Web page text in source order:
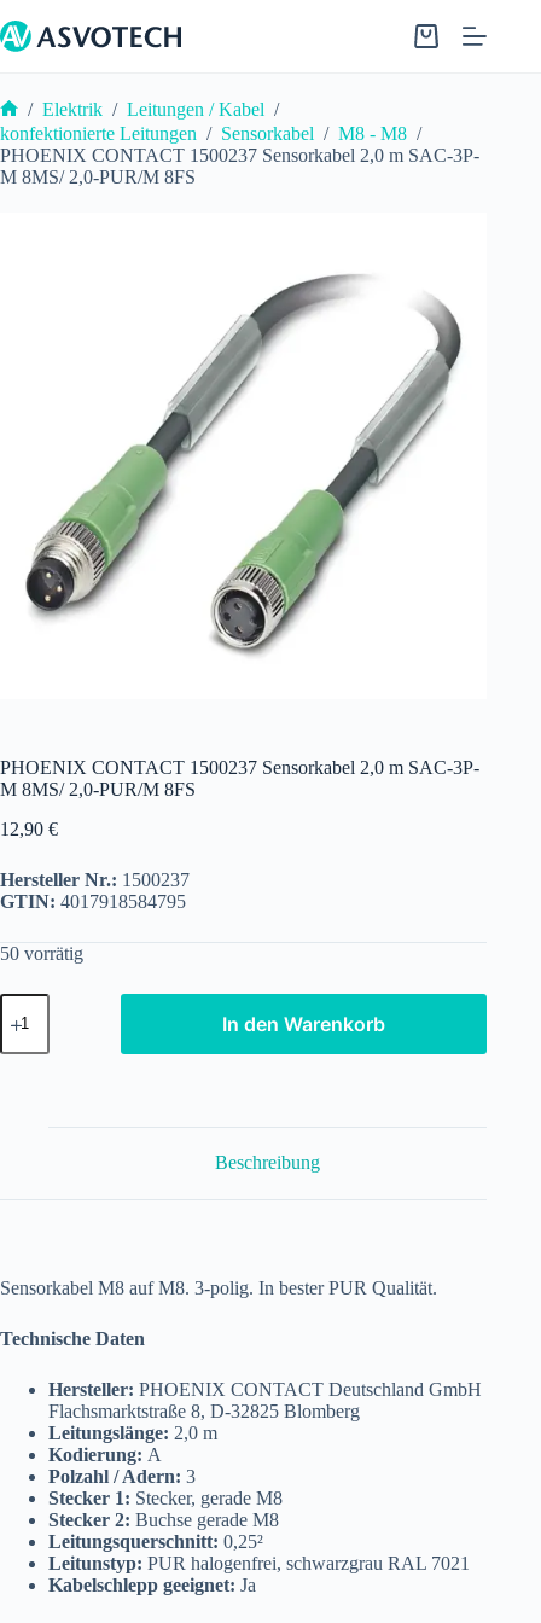
Inhalt
springen
Warenkorb
Start
/ Elektrik / Leitungen / Kabel /
konfektionierte Leitungen / Sensorkabel / M8 - M8 /
PHOENIX CONTACT 1500237 Sensorkabel 2,0 m SAC-3P-
M 8MS/ 2,0-PUR/M 8FS
PHOENIX CONTACT 1500237 Sensorkabel 2,0 m SAC-3P-
M 8MS/ 2,0-PUR/M 8FS
12,90 €
Hersteller Nr.: 1500237
GTIN: 4017918584795
50 vorrätig
PHOENIX
CONTACT
In den Warenkorb
Beschreibung
Sensorkabel M8 auf M8. 3-polig. In bester PUR Qualität.
Technische Daten
Hersteller: PHOENIX CONTACT Deutschland GmbH
Flachsmarktstraße 8, D-32825 Blomberg
Leitungslänge: 2,0 m
Kodierung: A
Polzahl / Adern: 3
Stecker 1: Stecker, gerade M8
Stecker 2: Buchse gerade M8
Leitungsquerschnitt: 0,25²
Leitunstyp: PUR halogenfrei, schwarzgrau RAL 7021
Kabelschlepp geeignet: Ja